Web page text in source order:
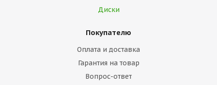
Диски
Покупателю
Оплата и доставка
Гарантия на товар
Вопрос-ответ